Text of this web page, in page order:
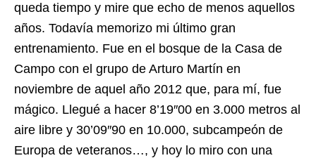
queda tiempo y mire que echo de menos aquellos
años. Todavía memorizo mi último gran
entrenamiento. Fue en el bosque de la Casa de
Campo con el grupo de Arturo Martín en
noviembre de aquel año 2012 que, para mí, fue
mágico. Llegué a hacer 8’19″00 en 3.000 metros al
aire libre y 30’09″90 en 10.000, subcampeón de
Europa de veteranos…, y hoy lo miro con una